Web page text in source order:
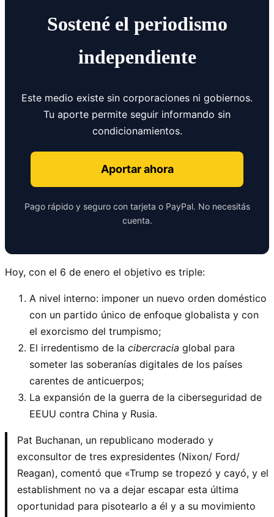
Sostené el periodismo
independiente
Este medio existe sin corporaciones ni gobiernos.
Tu aporte permite seguir informando sin
condicionamientos.
Aportar ahora
Pago rápido y seguro con tarjeta o PayPal. No necesitás
cuenta.
Hoy, con el 6 de enero el objetivo es triple:
A nivel interno: imponer un nuevo orden doméstico
con un partido único de enfoque globalista y con
el exorcismo del trumpismo;
El irredentismo de la cibercracia global para
someter las soberanías digitales de los países
carentes de anticuerpos;
La expansión de la guerra de la ciberseguridad de
EEUU contra China y Rusia.
Pat Buchanan, un republicano moderado y
exconsultor de tres expresidentes (Nixon/ Ford/
Reagan), comentó que «Trump se tropezó y cayó, y el
establishment no va a dejar escapar esta última
oportunidad para pisotearlo a él y a su movimiento